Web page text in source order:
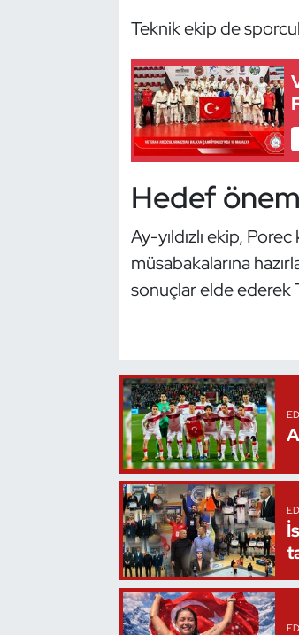
Teknik ekip de
Hedef
Ay-yıldızlı ekip,
müsabakalarına
sonuçlar elde ederek
Kano ve Rafting
Motor Sporları
Oryantiring
Özel Sporcular